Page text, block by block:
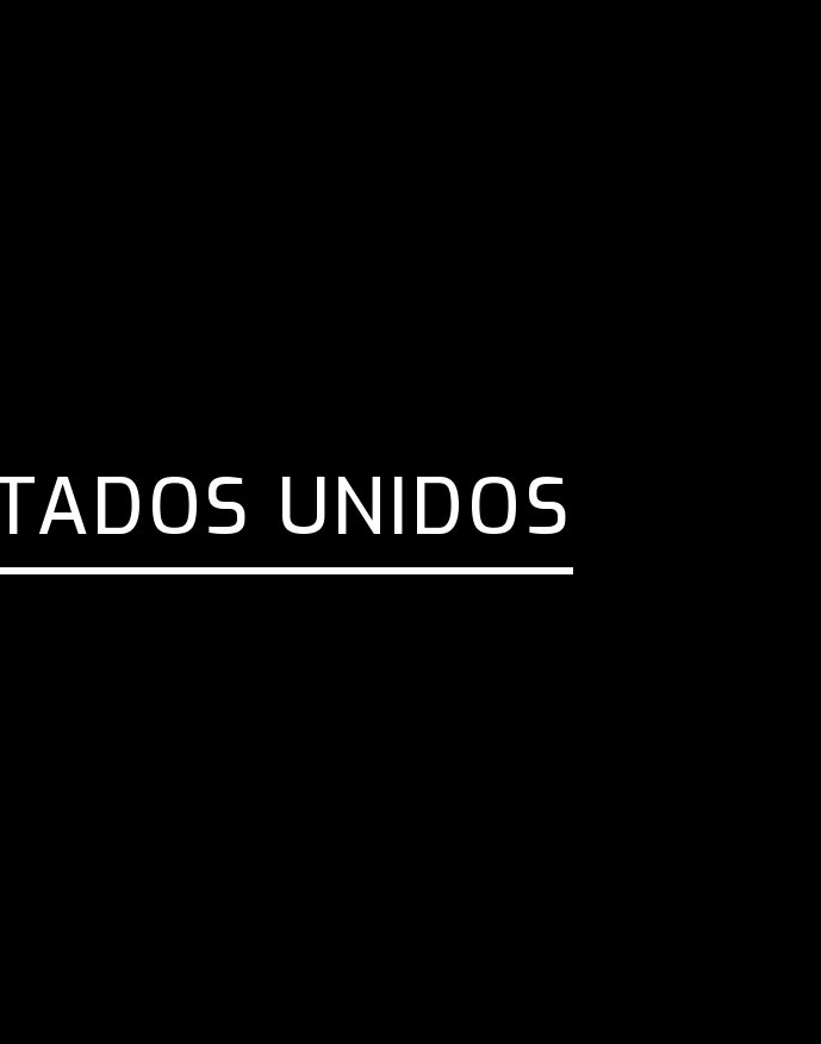
UNIDOS